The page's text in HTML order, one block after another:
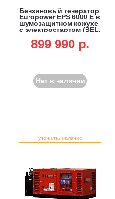
Бензиновый генератор
Europower EPS 6000 E в
шумозащитном кожухе
с электростартом (BEL,
кВт, 20 л, 150 кг)
899 990 p.
Нет в наличии
уточнять наличие